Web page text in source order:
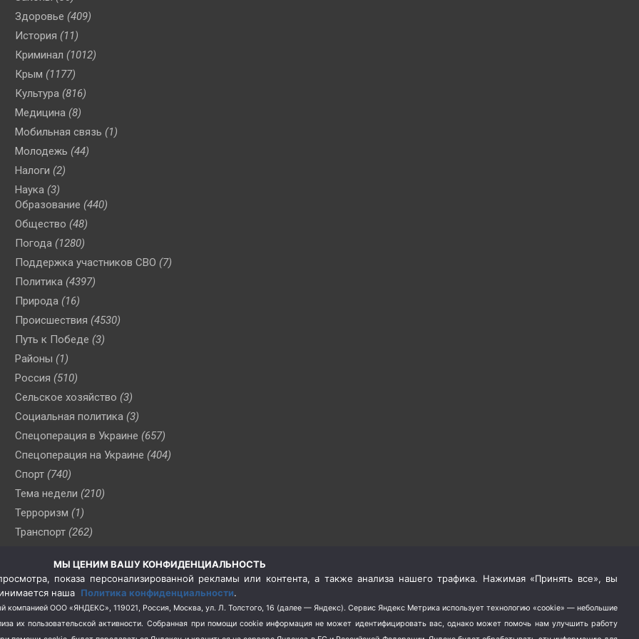
Здоровье (409)
История (11)
Криминал (1012)
Крым (1177)
Культура (816)
Медицина (8)
Мобильная связь (1)
Молодежь (44)
Налоги (2)
Наука (3)
Образование (440)
Общество (48)
Погода (1280)
Поддержка участников СВО (7)
Политика (4397)
Природа (16)
Происшествия (4530)
Путь к Победе (3)
Районы (1)
Россия (510)
Сельское хозяйство (3)
Социальная политика (3)
Спецоперация в Украине (657)
Спецоперация на Украине (404)
Спорт (740)
Тема недели (210)
Терроризм (1)
Транспорт (262)
(76)
Цены (2)
Школа и спорт (2)
Экология (8)
МЫ ЦЕНИМ ВАШУ КОНФИДЕНЦИАЛЬНОСТЬ
показа персонализированной рекламы или контента, а также анализа нашего трафика. Нажимая «Принять все», вы
наша Политика конфиденциальности.
компанией ООО «ЯНДЕКС», 119021, Россия, Москва, ул. Л. Толстого, 16 (далее — Яндекс). Сервис Яндекс Метрика использует технологию «cookie» — небольшие
их пользовательской активности. Собранная при помощи cookie информация не может идентифицировать вас, однако может помочь нам улучшить работу